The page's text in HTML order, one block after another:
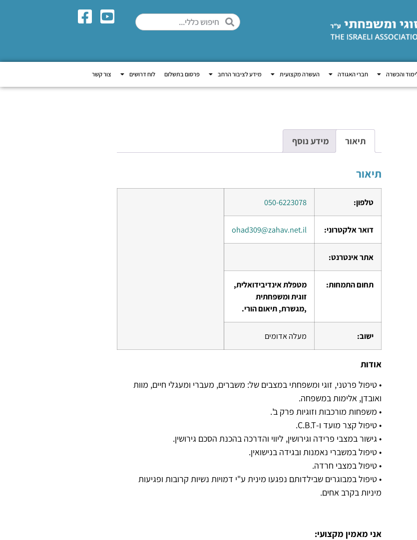
והכשרה חברי האגודה העשרה מקצועית מידע לציבור הרחב פרסום בתשלום לוח דרושים צור קשר
תיאור מידע נוסף
תיאור
טלפון: 050-6223078
דואר אלקטרוני: ohad309@zahav.net.il
אתר אינטרנט:
תחום התמחות:
מטפלת אינדיבידואלית,
זוגית ומשפחתית
,מגשרת, תיאום הורי.
ישוב: מעלה אדומים
אודות
• טיפול פרטני, זוגי ומשפחתי במצבים של: משברים, מעברי ומעגלי חיים, מוות
ואובדן, אלימות במשפחה.
• משפחות מורכבות וזוגיות פרק ב'.
• טיפול קצר מועד ו-C.B.T.
• גישור במצבי פרידה וגירושין, ליווי והדרכה בהכנת הסכם גירושין.
• טיפול במשברי נאמנות ובגידה בנישואין.
• טיפול במצבי חרדה.
• טיפול במבוגרים שבילדותם נפגעו מינית ע"י דמויות נשיות קרובות ופגיעות
מיניות בקרב אחים.
אני מאמין מקצועי: